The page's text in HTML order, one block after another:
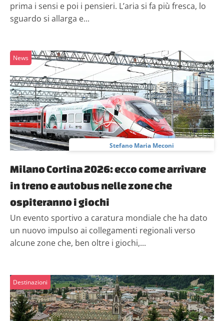
prima i sensi e poi i pensieri. L’aria si fa più fresca, lo
sguardo si allarga e...
News
Stefano Maria Meconi
Milano Cortina 2026: ecco come arrivare
in treno e autobus nelle zone che
ospiteranno i giochi
Un evento sportivo a caratura mondiale che ha dato
un nuovo impulso ai collegamenti regionali verso
alcune zone che, ben oltre i giochi,...
Destinazioni